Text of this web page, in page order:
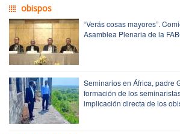
obispos
“Verás cosas mayores”.
Asamblea Plenaria de la
Seminarios en África, padre
formación de los
implicación directa de los